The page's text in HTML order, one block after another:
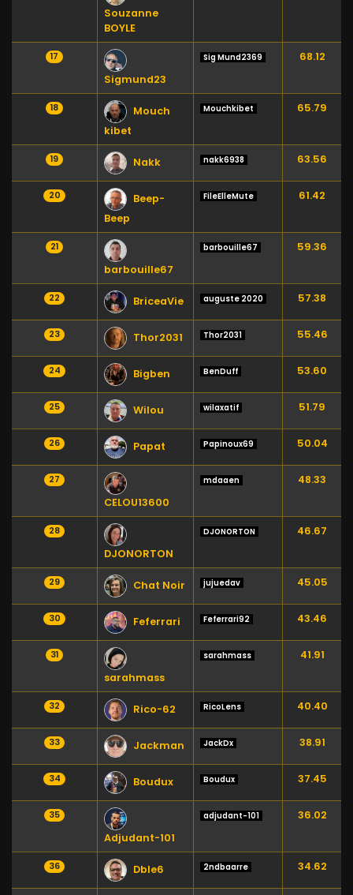
Souzanne
BOYLE
17
Sigmund23
Sig Mund2369 68.12
18
Mouch
kibet
Mouchkibet 65.79
19 Nakk nakk6938 63.56
20
Beep-
Beep
FileElleMute 61.42
21
barbouille67
barbouille67 59.36
22 BriceaVie auguste 2020 57.38
23 Thor2031 Thor2031 55.46
24 Bigben BenDuff 53.60
25 Wilou wilaxatif 51.79
26 Papat Papinoux69 50.04
27
CELOU13600
mdaaen 48.33
28
DJONORTON
DJONORTON 46.67
29 Chat Noir jujuedav 45.05
30 Feferrari Feferrari92 43.46
31
sarahmass
sarahmass 41.91
32 Rico-62 RicoLens 40.40
33 Jackman JackDx 38.91
34 Boudux Boudux 37.45
35
Adjudant-101
adjudant-101 36.02
36 Dble6 2ndbaarre 34.62